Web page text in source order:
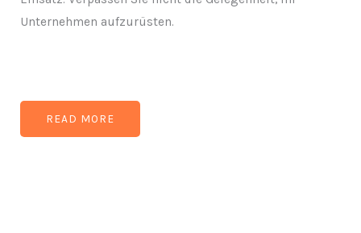
Unternehmen aufzurüsten.
READ MORE